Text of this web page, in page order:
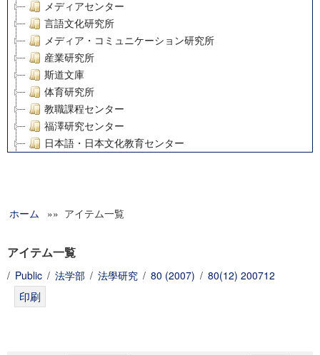
メディアセンター
言語文化研究所
メディア・コミュニケーション研究所
産業研究所
斯道文庫
体育研究所
教職課程センター
福澤研究センター
日本語・日本文化教育センター
グローバルリサーチインスティテュート
科学研究費補助金研究成果報告書
慶應義塾大学グローバルCOEプログラム市民社会ガバナンス
ホーム »» アイテム一覧
アイテム一覧
/ Public / 法学部 / 法學研究 / 80 (2007) / 80(12) 200712